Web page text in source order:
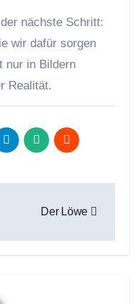
nächste Schritt:
wir dafür sorgen
nur in Bildern
Realität.
Der Löwe